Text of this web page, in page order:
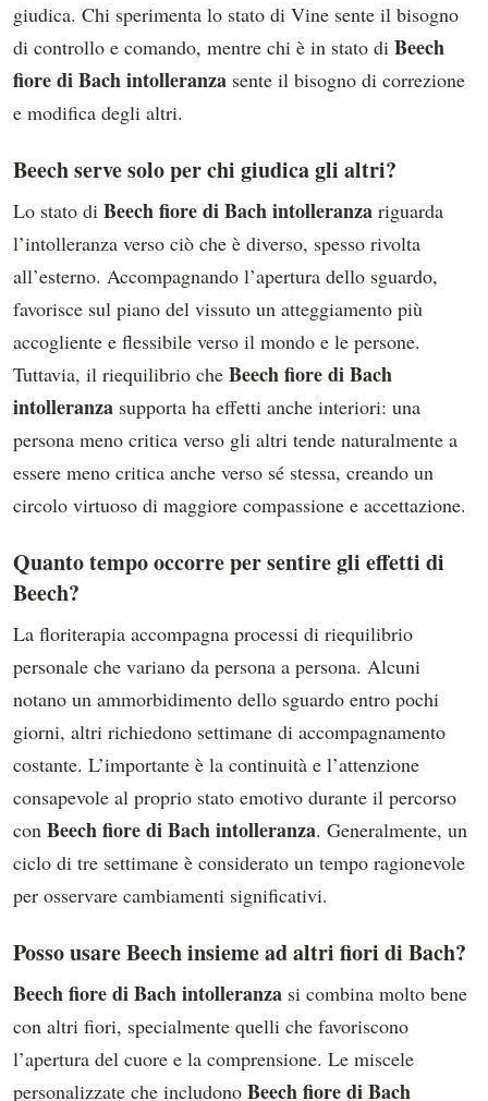
giudica. Chi sperimenta lo stato di Vine sente il bisogno
di controllo e comando, mentre chi è in stato di Beech
fiore di Bach intolleranza sente il bisogno di correzione
e modifica degli altri.
Beech serve solo per chi giudica gli altri?
Lo stato di Beech fiore di Bach intolleranza riguarda
l’intolleranza verso ciò che è diverso, spesso rivolta
all’esterno. Accompagnando l’apertura dello sguardo,
favorisce sul piano del vissuto un atteggiamento più
accogliente e flessibile verso il mondo e le persone.
Tuttavia, il riequilibrio che Beech fiore di Bach
intolleranza supporta ha effetti anche interiori: una
persona meno critica verso gli altri tende naturalmente a
essere meno critica anche verso sé stessa, creando un
circolo virtuoso di maggiore compassione e accettazione.
Quanto tempo occorre per sentire gli effetti di
Beech?
La floriterapia accompagna processi di riequilibrio
personale che variano da persona a persona. Alcuni
notano un ammorbidimento dello sguardo entro pochi
giorni, altri richiedono settimane di accompagnamento
costante. L’importante è la continuità e l’attenzione
consapevole al proprio stato emotivo durante il percorso
con Beech fiore di Bach intolleranza. Generalmente, un
ciclo di tre settimane è considerato un tempo ragionevole
per osservare cambiamenti significativi.
Posso usare Beech insieme ad altri fiori di Bach?
Beech fiore di Bach intolleranza si combina molto bene
con altri fiori, specialmente quelli che favoriscono
l’apertura del cuore e la comprensione. Le miscele
personalizzate che includono Beech fiore di Bach